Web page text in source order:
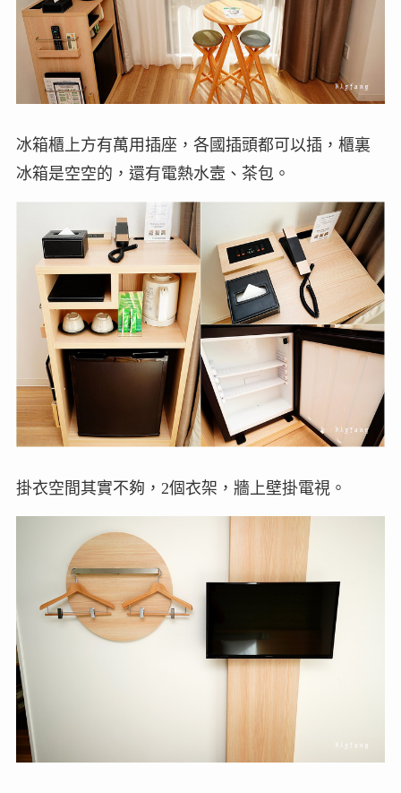
冰箱櫃上方有萬用插座，各國插頭都可以插，櫃裏
冰箱是空空的，還有電熱水壼、茶包。
掛衣空間其實不夠，2個衣架，牆上壁掛電視。